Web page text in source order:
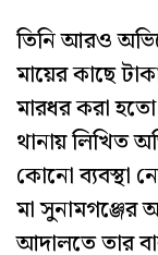
তিনি আরও
মায়ের কাছে
মারধর করা
থানায় লিখিত
কোনো ব্যবস্থা
মা সুনামগঞ্জের
আদালতে তার